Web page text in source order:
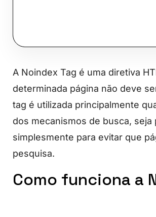
A Noindex Tag é uma diretiva
determinada página não deve
tag é utilizada principalmente
dos mecanismos de busca,
simplesmente para evitar que
pesquisa.
Como funciona a